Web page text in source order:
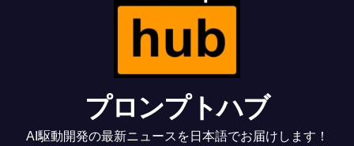
プロンプトハブ
AI駆動開発の最新ニュースを日本語でお届けします！